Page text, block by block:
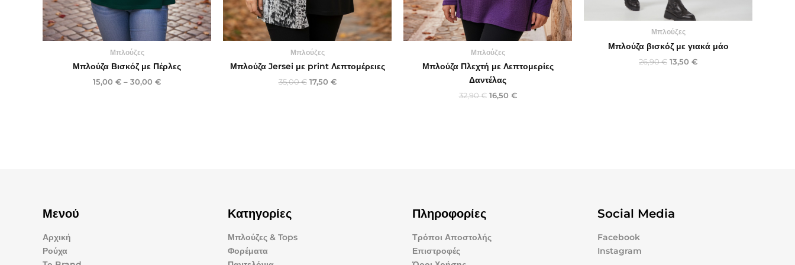
Μπλούζες
Μπλούζα Βισκόζ με Πέρλες
15,00 € – 30,00 €
Μπλούζες
Μπλούζα Jersei με print Λεπτομέρειες
35,00€ 17,50 €
Μπλούζες
Μπλούζα Πλεχτή με Λεπτομερίες
Δαντέλας
32,90€ 16,50 €
Μπλούζες
Μπλούζα βισκόζ με γιακά μάο
26,90€ 13,50 €
Μενού
Αρχική
Ρούχα
Κατηγορίες
Μπλούζες & Tops
Φορέματα
Πληροφορίες
Τρόποι Αποστολής
Επιστροφές
Social Media
Facebook
Instagram